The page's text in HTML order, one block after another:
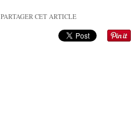
PARTAGER CET ARTICLE